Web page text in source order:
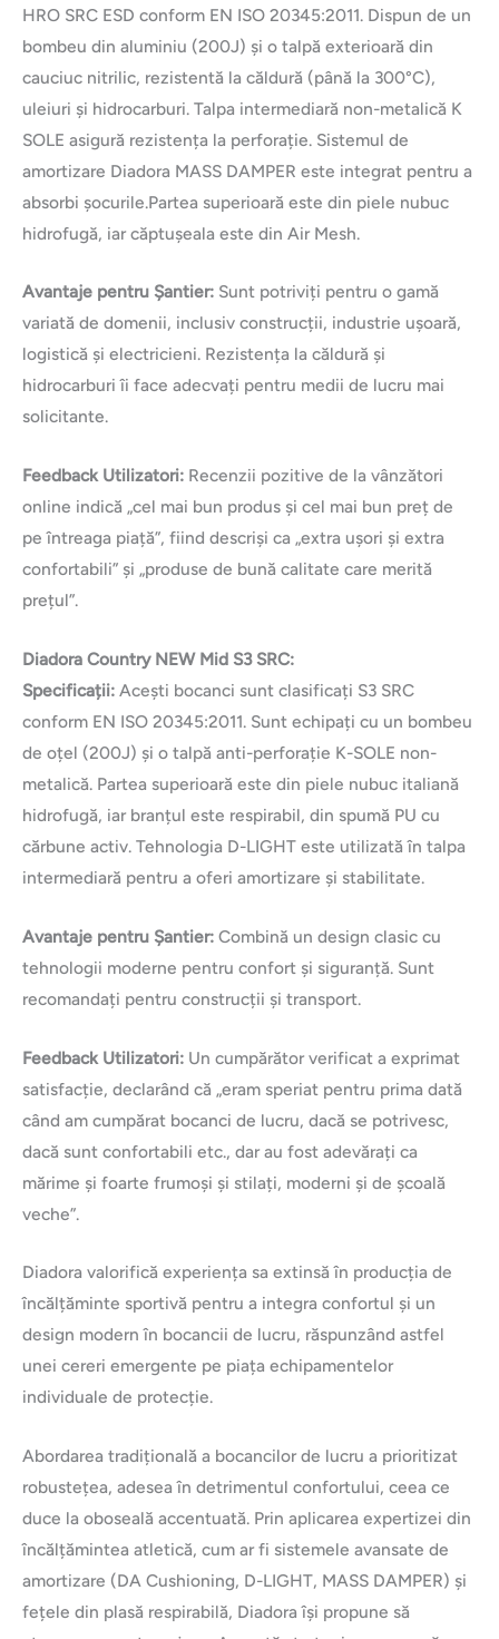
HRO SRC ESD conform EN ISO 20345:2011. Dispun de un
bombeu din aluminiu (200J) și o talpă exterioară din
cauciuc nitrilic, rezistentă la căldură (până la 300°C),
uleiuri și hidrocarburi. Talpa intermediară non-metalică K
SOLE asigură rezistența la perforație. Sistemul de
amortizare Diadora MASS DAMPER este integrat pentru a
absorbi șocurile.Partea superioară este din piele nubuc
hidrofugă, iar căptușeala este din Air Mesh.
Avantaje pentru Șantier: Sunt potriviți pentru o gamă
variată de domenii, inclusiv construcții, industrie ușoară,
logistică și electricieni. Rezistența la căldură și
hidrocarburi îi face adecvați pentru medii de lucru mai
solicitante.
Feedback Utilizatori: Recenzii pozitive de la vânzători
online indică „cel mai bun produs și cel mai bun preț de
pe întreaga piață”, fiind descriși ca „extra ușori și extra
confortabili” și „produse de bună calitate care merită
prețul”.
Diadora Country NEW Mid S3 SRC:
Specificații: Acești bocanci sunt clasificați S3 SRC
conform EN ISO 20345:2011. Sunt echipați cu un bombeu
de oțel (200J) și o talpă anti-perforație K-SOLE non-
metalică. Partea superioară este din piele nubuc italiană
hidrofugă, iar branțul este respirabil, din spumă PU cu
cărbune activ. Tehnologia D-LIGHT este utilizată în talpa
intermediară pentru a oferi amortizare și stabilitate.
Avantaje pentru Șantier: Combină un design clasic cu
tehnologii moderne pentru confort și siguranță. Sunt
recomandați pentru construcții și transport.
Feedback Utilizatori: Un cumpărător verificat a exprimat
satisfacție, declarând că „eram speriat pentru prima dată
când am cumpărat bocanci de lucru, dacă se potrivesc,
dacă sunt confortabili etc., dar au fost adevărați ca
mărime și foarte frumoși și stilați, moderni și de școală
veche”.
Diadora valorifică experiența sa extinsă în producția de
încălțăminte sportivă pentru a integra confortul și un
design modern în bocancii de lucru, răspunzând astfel
unei cereri emergente pe piața echipamentelor
individuale de protecție.
Abordarea tradițională a bocancilor de lucru a prioritizat
robustețea, adesea în detrimentul confortului, ceea ce
duce la oboseală accentuată. Prin aplicarea expertizei din
încălțămintea atletică, cum ar fi sistemele avansate de
amortizare (DA Cushioning, D-LIGHT, MASS DAMPER) și
fețele din plasă respirabilă, Diadora își propune să